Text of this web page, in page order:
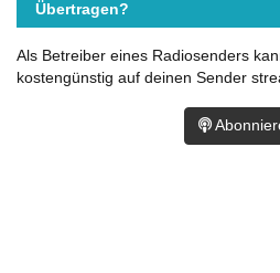
Übertragen?
Als Betreiber eines Radiosenders
kostengünstig auf deinen Sender